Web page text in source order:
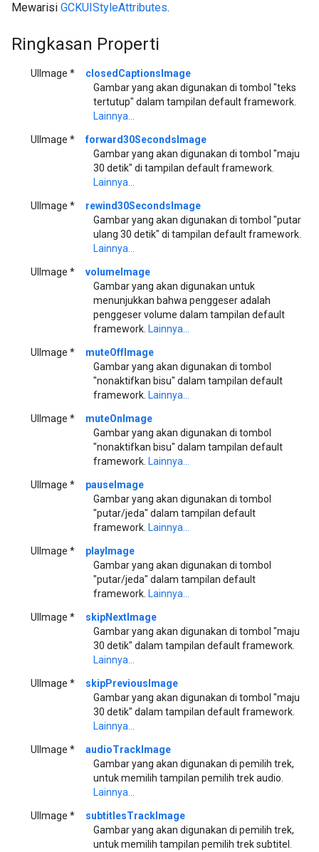
Mewarisi GCKUIStyleAttributes.
Ringkasan Properti
UIImage *
closedCaptionsImage
Gambar yang akan digunakan di tombol "teks
tertutup" dalam tampilan default framework.
Lainnya...
UIImage *
forward30SecondsImage
Gambar yang akan digunakan di tombol "maju
30 detik" di tampilan default framework.
Lainnya...
UIImage *
rewind30SecondsImage
Gambar yang akan digunakan di tombol "putar
ulang 30 detik" di tampilan default framework.
Lainnya...
UIImage *
volumeImage
Gambar yang akan digunakan untuk
menunjukkan bahwa penggeser adalah
penggeser volume dalam tampilan default
framework. Lainnya...
UIImage *
muteOffImage
Gambar yang akan digunakan di tombol
"nonaktifkan bisu" dalam tampilan default
framework. Lainnya...
UIImage *
muteOnImage
Gambar yang akan digunakan di tombol
"nonaktifkan bisu" dalam tampilan default
framework. Lainnya...
UIImage *
pauseImage
Gambar yang akan digunakan di tombol
"putar/jeda" dalam tampilan default
framework. Lainnya...
UIImage *
playImage
Gambar yang akan digunakan di tombol
"putar/jeda" dalam tampilan default
framework. Lainnya...
UIImage *
skipNextImage
Gambar yang akan digunakan di tombol "maju
30 detik" dalam tampilan default framework.
Lainnya...
UIImage *
skipPreviousImage
Gambar yang akan digunakan di tombol "maju
30 detik" dalam tampilan default framework.
Lainnya...
UIImage *
audioTrackImage
Gambar yang akan digunakan di pemilih trek,
untuk memilih tampilan pemilih trek audio.
Lainnya...
UIImage *
subtitlesTrackImage
Gambar yang akan digunakan di pemilih trek,
untuk memilih tampilan pemilih trek subtitel.